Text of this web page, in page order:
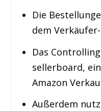
Die
dem
Das
sellerboard,
Amazon
Außerdem